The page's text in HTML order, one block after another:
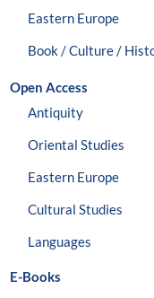
Eastern Europe
Book / Culture /
Open Access
Antiquity
Oriental Studies
Eastern Europe
Cultural Studies
Languages
E-Books